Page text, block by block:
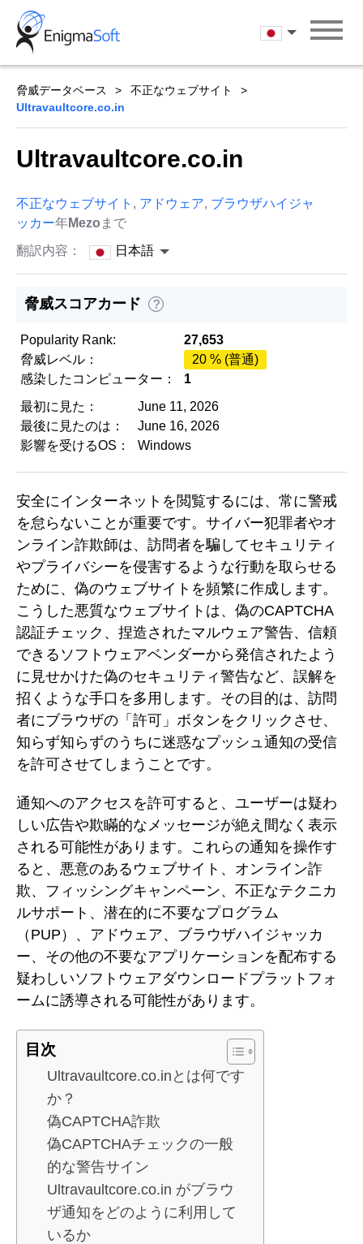
Skip
content
日本語
脅威データベース
不正なウェブサイト
Ultravaultcore.co.in
Ultravaultcore.co.in
不正なウェブサイト , アドウェア, ブラウザハイジャ
ッカー年Mezo まで
翻訳内容：
日本語
脅威スコアカード ?
Popularity Rank:
27,653
脅威レベル：
20 % (普通)
感染したコンピューター：
1
最初に見た：
June 11, 2026
最後に見たのは：
June 16, 2026
影響を受けるOS：
Windows
安全にインターネットを閲覧するには、常に警戒
を怠らないことが重要です。サイバー犯罪者やオ
ンライン詐欺師は、訪問者を騙してセキュリティ
やプライバシーを侵害するような行動を取らせる
ために、偽のウェブサイトを頻繁に作成します。
こうした悪質なウェブサイトは、偽のCAPTCHA
認証チェック、捏造されたマルウェア警告、信頼
できるソフトウェアベンダーから発信されたよう
に見せかけた偽のセキュリティ警告など、誤解を
招くような手口を多用します。その目的は、訪問
者にブラウザの「許可」ボタンをクリックさせ、
知らず知らずのうちに迷惑なプッシュ通知の受信
を許可させてしまうことです。
通知へのアクセスを許可すると、ユーザーは疑わ
しい広告や欺瞞的なメッセージが絶え間なく表示
される可能性があります。これらの通知を操作す
ると、悪意のあるウェブサイト、オンライン詐
欺、フィッシングキャンペーン、不正なテクニカ
ルサポート、潜在的に不要なプログラム
（PUP）、アドウェア、ブラウザハイジャッカ
ー、その他の不要なアプリケーションを配布する
疑わしいソフトウェアダウンロードプラットフォ
ームに誘導される可能性があります。
目次
Ultravaultcore.co.inとは何です
か？
偽CAPTCHA詐欺
偽CAPTCHAチェックの一般
的な警告サイン
Ultravaultcore.co.in がブラウ
ザ通知をどのように利用して
いるか